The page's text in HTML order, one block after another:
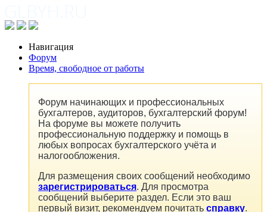
Навигация
Форум
Время, свободное от работы
Форум начинающих и профессиональных
бухгалтеров, аудиторов, бухгалтерский форум!
На форуме вы можете получить
профессиональную поддержку и помощь в
любых вопросах бухгалтерского учёта и
налогообложения.
Для размещения своих сообщений необходимо
зарегистрироваться. Для просмотра
сообщений выберите раздел. Если это ваш
первый визит, рекомендуем почитать справку.